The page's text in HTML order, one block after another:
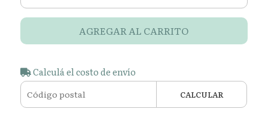
AGREGAR AL CARRITO
Calculá el costo de envío
CALCULAR